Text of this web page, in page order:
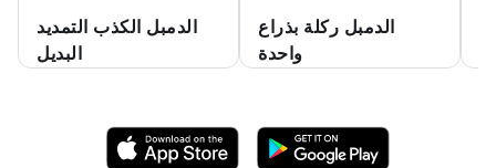
الدمبل الكذب التمديد
البديل
الدمبل ركلة بذراع
واحدة